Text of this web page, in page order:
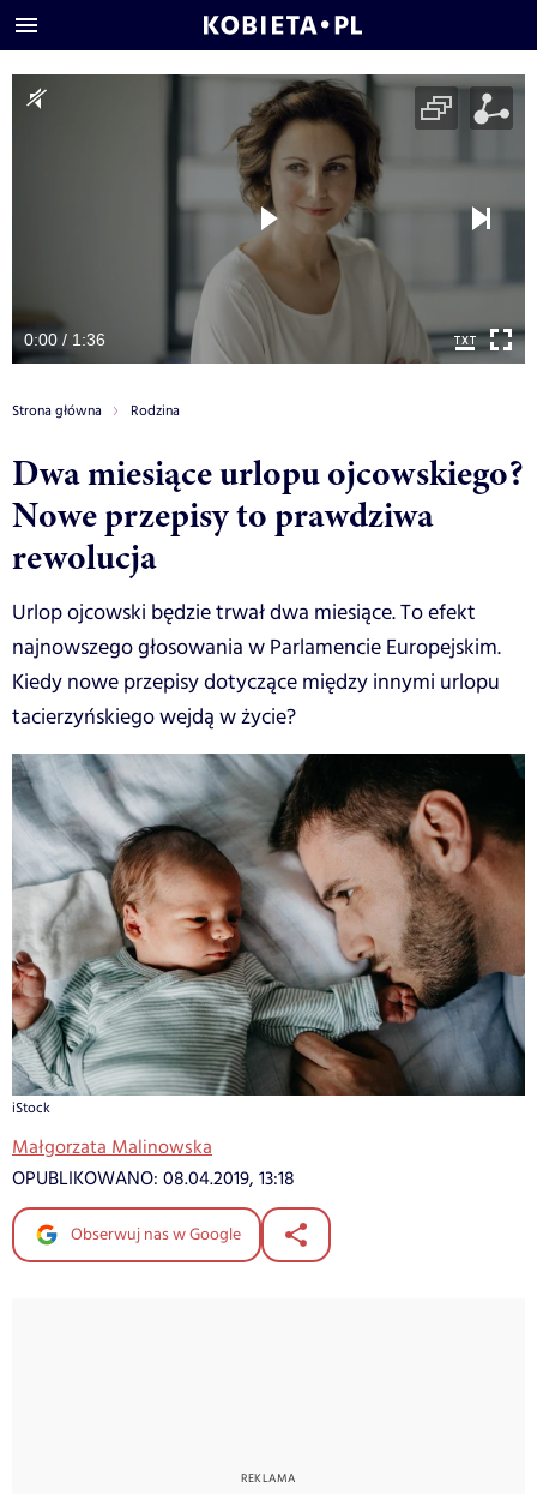
0:00 / 1:36
Strona główna Rodzina
Dwa miesiące urlopu ojcowskiego?
Nowe przepisy to prawdziwa
rewolucja
Urlop ojcowski będzie trwał dwa miesiące. To efekt
najnowszego głosowania w Parlamencie Europejskim.
Kiedy nowe przepisy dotyczące między innymi urlopu
tacierzyńskiego wejdą w życie?
iStock
Małgorzata Malinowska
OPUBLIKOWANO: 08.04.2019, 13:18
Obserwuj nas w Google